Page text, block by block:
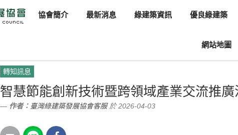
協會簡介 最新消息 綠建築資訊 優良綠建築
網站地圖
轉知訊息
智慧節能創新技術暨跨領域產業交流推
作者： 臺灣綠建築發展協會客服於 2026-04-03